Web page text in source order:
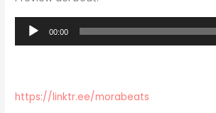
Reproductor
de
00:00
https://linktr.ee/morabeats